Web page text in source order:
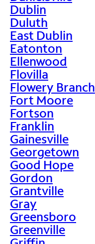
Dublin
Duluth
East Dublin
Eatonton
Ellenwood
Flovilla
Flowery Branch
Fort Moore
Fortson
Franklin
Gainesville
Georgetown
Good Hope
Gordon
Grantville
Gray
Greensboro
Greenville